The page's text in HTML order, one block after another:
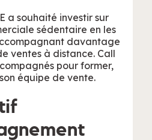
a souhaité investir sur
sédentaire en les
davantage
ventes à distance. Call
pour former,
équipe de vente.